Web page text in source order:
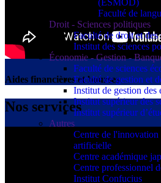
Faculté de
Droit - Sciences politiques
Faculté de droit et
Institut des sciences
Économie - Gestion -
Faculté de sciences
Faculté de gestion et
Institut de gestion des
Institut supérieur des
Institut supérieur
Autres
Centre de
artificielle
Centre académique
Centre professionnel
Institut Confucius
Aides financières et bourses
Nos services